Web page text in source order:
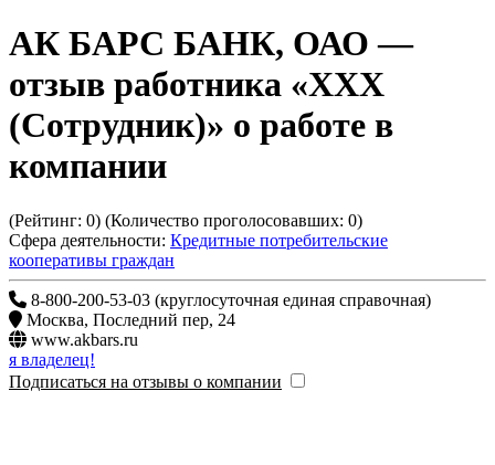
АК БАРС БАНК, ОАО —
отзыв работника «ХХХ
(Сотрудник)» о работе в
компании
(Рейтинг: 0) (Количество проголосовавших: 0)
Сфера деятельности: Кредитные потребительские
кооперативы граждан
8-800-200-53-03 (круглосуточная единая справочная)
Москва, Последний пер, 24
www.akbars.ru
я владелец!
Подписаться на отзывы о компании